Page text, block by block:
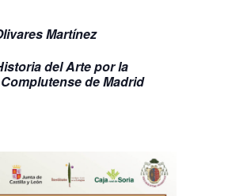
Martínez
del Arte por la
de Madrid